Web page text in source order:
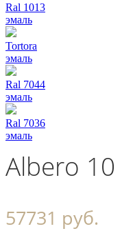
Ral 1013
эмаль
Tortora
эмаль
Ral 7044
эмаль
Ral 7036
эмаль
Albero 10
57731 руб.